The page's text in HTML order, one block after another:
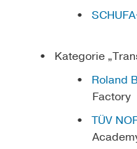
Kategorie
Roland
Factory
TÜV